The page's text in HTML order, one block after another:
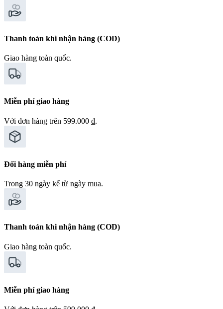
Thanh toán khi nhận hàng (COD)
Giao hàng toàn quốc.
Miễn phí giao hàng
Với đơn hàng trên 599.000 ₫.
Đổi hàng miễn phí
Trong 30 ngày kể từ ngày mua.
Thanh toán khi nhận hàng (COD)
Giao hàng toàn quốc.
Miễn phí giao hàng